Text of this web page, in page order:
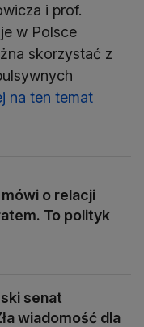
i prof.
w Polsce
skorzystać z
na ten temat
o relacji
To polityk
senat
wiadomość dla